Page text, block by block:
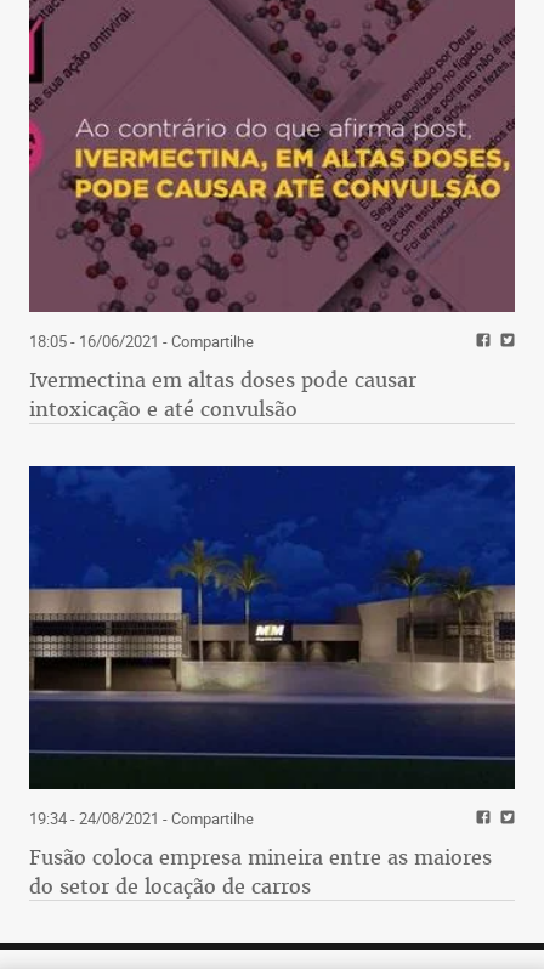
18:05 - 16/06/2021 - Compartilhe
Ivermectina em altas doses pode causar
intoxicação e até convulsão
19:34 - 24/08/2021 - Compartilhe
Fusão coloca empresa mineira entre as maiores
do setor de locação de carros